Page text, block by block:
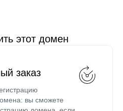
этот домен
заказ
вы сможете